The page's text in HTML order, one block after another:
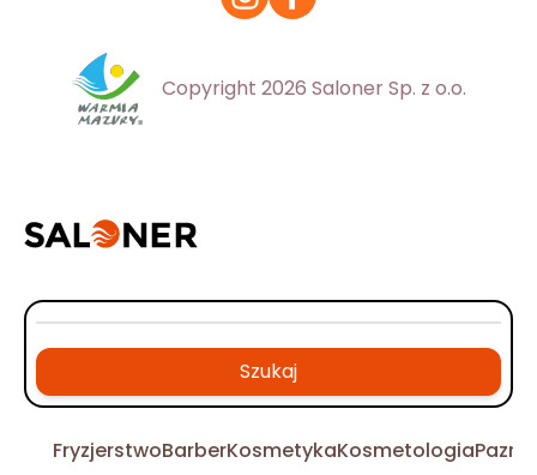
Copyright 2026 Saloner Sp. z o.o.
Szukaj
FryzjerstwoBarberKosmetykaKosmetologia